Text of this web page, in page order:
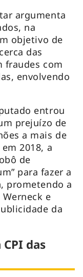
argumenta
na
objetivo de
das
fraudes com
envolvendo
entrou
prejuízo de
a mais de
2018, a
de
para fazer a
prometendo a
e
da
das